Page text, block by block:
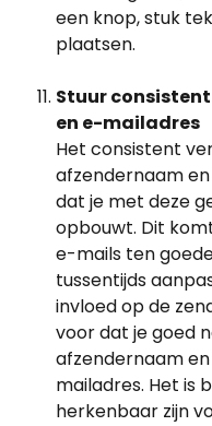
een knop, stuk
plaatsen.
Stuur
en e-mailadres
Het consistent
afzendernaam
dat je met deze
opbouwt. Dit
e-mails ten
tussentijds
invloed op de
voor dat je goed
afzendernaam
mailadres. Het is
herkenbaar zijn